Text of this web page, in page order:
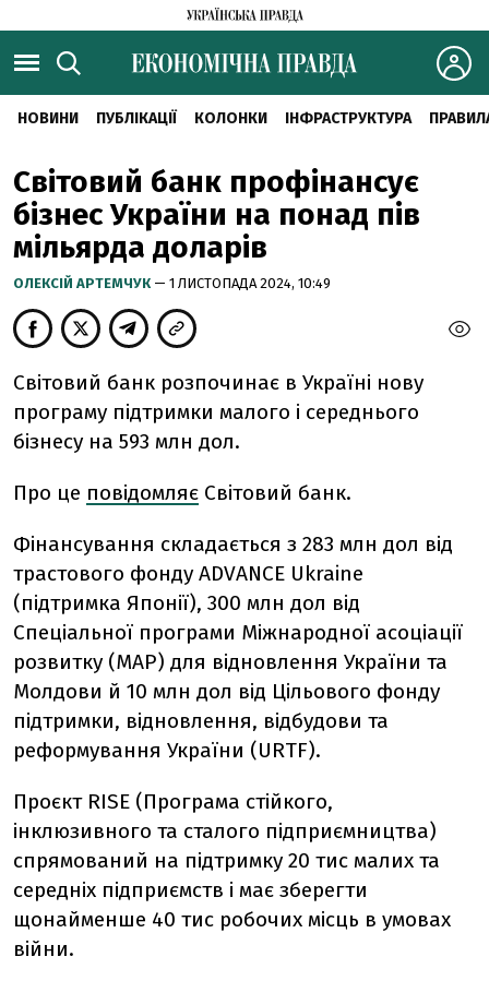
НОВИНИ ПУБЛІКАЦІЇ КОЛОНКИ ІНФРАСТРУКТУРА
Світовий банк профінансує
бізнес України на понад пів
мільярда доларів
ОЛЕКСІЙ АРТЕМЧУК — 1 ЛИСТОПАДА 2024, 10:49
Світовий банк розпочинає в Україні нову
програму підтримки малого і середнього
бізнесу на 593 млн дол.
Про це повідомляє Світовий банк.
Фінансування складається з 283 млн дол від
трастового фонду ADVANCE Ukraine
(підтримка Японії), 300 млн дол від
Спеціальної програми Міжнародної асоціації
розвитку (МАР) для відновлення України та
Молдови й 10 млн дол від Цільового фонду
підтримки, відновлення, відбудови та
реформування України (URTF).
Проєкт RISE (Програма стійкого,
інклюзивного та сталого підприємництва)
спрямований на підтримку 20 тис малих та
середніх підприємств і має зберегти
щонайменше 40 тис робочих місць в умовах
війни.